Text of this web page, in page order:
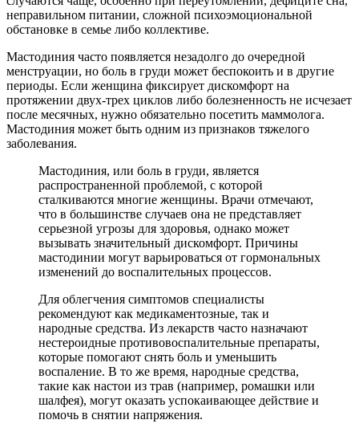
неправильном питании, сложной психоэмоциональной
обстановке в семье либо коллективе.
Мастодиния часто появляется незадолго до очередной
менструации, но боль в груди может беспокоить и в другие
периоды. Если женщина фиксирует дискомфорт на
протяжении двух-трех циклов либо болезненность не исчезает
после месячных, нужно обязательно посетить маммолога.
Мастодиния может быть одним из признаков тяжелого
заболевания.
Мастодиния, или боль в груди, является
распространенной проблемой, с которой
сталкиваются многие женщины. Врачи отмечают,
что в большинстве случаев она не представляет
серьезной угрозы для здоровья, однако может
вызывать значительный дискомфорт. Причины
мастодинии могут варьироваться от гормональных
изменений до воспалительных процессов.
Для облегчения симптомов специалисты
рекомендуют как медикаментозные, так и
народные средства. Из лекарств часто назначают
нестероидные противовоспалительные препараты,
которые помогают снять боль и уменьшить
воспаление. В то же время, народные средства,
такие как настои из трав (например, ромашки или
шалфея), могут оказать успокаивающее действие и
помочь в снятии напряжения.